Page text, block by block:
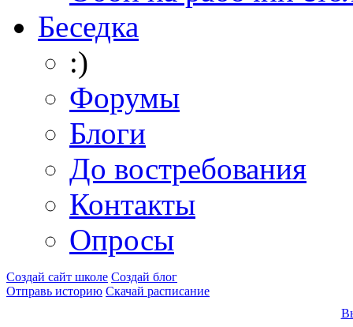
Беседка
:)
Форумы
Блоги
До востребования
Контакты
Опросы
Создай сайт школе Создай блог
Отправь историю Скачай расписание